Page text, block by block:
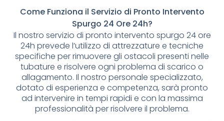
Come Funziona il Servizio di Pronto Intervento
Spurgo 24 Ore 24h?
Il nostro servizio di pronto intervento spurgo 24 ore
24h prevede l’utilizzo di attrezzature e tecniche
specifiche per rimuovere gli ostacoli presenti nelle
tubature e risolvere ogni problema di scarico o
allagamento. Il nostro personale specializzato,
dotato di esperienza e competenza, sarà pronto
ad intervenire in tempi rapidi e con la massima
professionalità per risolvere il problema.